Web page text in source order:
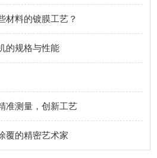
材料的镀膜工艺？
的规格与性能
准测量，创新工艺
覆的精密艺术家